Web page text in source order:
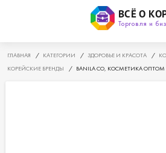
ВСЁ О
Торговля и
ГЛАВНАЯ / КАТЕГОРИИ / ЗДОРОВЬЕ И КРАСОТА /
КОРЕЙСКИЕ БРЕНДЫ
/ BANILA CO, КОСМЕТИКА ОПТОМ